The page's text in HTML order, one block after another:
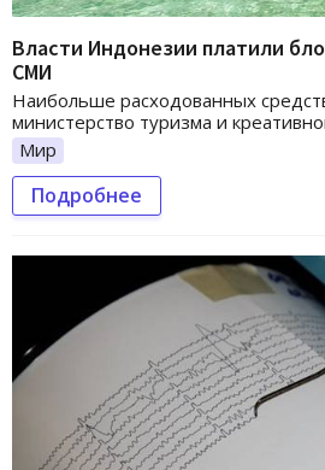
Власти Индонезии платили
СМИ
Наибольше расходованных
министерство туризма и
Мир
Подробнее